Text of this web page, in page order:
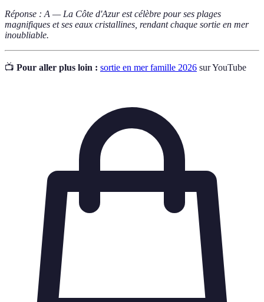
Réponse : A — La Côte d'Azur est célèbre pour ses plages
magnifiques et ses eaux cristallines, rendant chaque sortie en mer
inoubliable.
📺 Pour aller plus loin : sortie en mer famille 2026 sur YouTube